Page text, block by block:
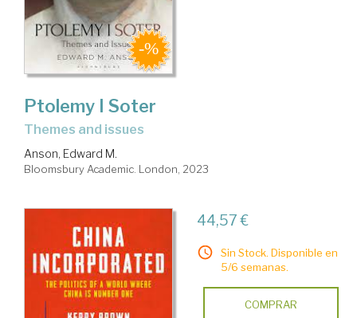
Ptolemy I Soter
themes and issues
Anson, Edward M.
Bloomsbury Academic. London, 2023
44,57 €
Sin Stock. Disponible en
5/6 semanas.
COMPRAR